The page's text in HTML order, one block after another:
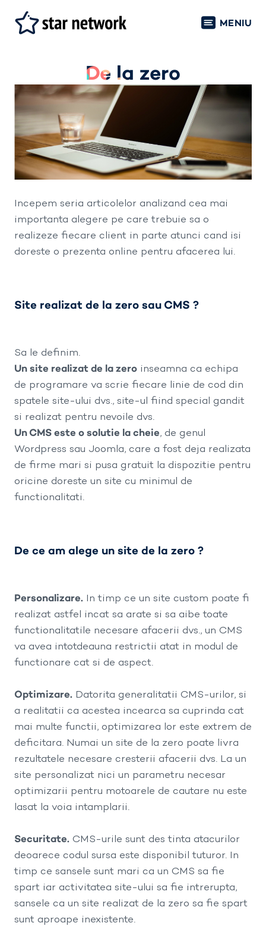
MENIU
De la zero
Incepem seria articolelor analizand cea mai
importanta alegere pe care trebuie sa o
realizeze fiecare client in parte atunci cand isi
doreste o prezenta online pentru afacerea lui.
Site realizat de la zero sau CMS ?
Sa le definim.
Un site realizat de la zeroinseamna ca echipa
de programare va scrie fiecare linie de cod din
spatele site-ului dvs., site-ul fiind special gandit
si realizat pentru nevoile dvs.
Un CMS este o solutie la cheie, de genul
Wordpress sau Joomla, care a fost deja realizata
de firme mari si pusa gratuit la dispozitie pentru
oricine doreste un site cu minimul de
functionalitati.
De ce am alege un site de la zero ?
Personalizare.In timp ce un site custom poate fi
realizat astfel incat sa arate si sa aibe toate
functionalitatile necesare afacerii dvs., un CMS
va avea intotdeauna restrictii atat in modul de
functionare cat si de aspect.
Optimizare.Datorita generalitatii CMS-urilor, si
a realitatii ca acestea incearca sa cuprinda cat
mai multe functii, optimizarea lor este extrem de
deficitara. Numai un site de la zero poate livra
rezultatele necesare cresterii afacerii dvs. La un
site personalizat nici un parametru necesar
optimizarii pentru motoarele de cautare nu este
lasat la voia intamplarii.
Securitate.CMS-urile sunt des tinta atacurilor
deoarece codul sursa este disponibil tuturor. In
timp ce sansele sunt mari ca un CMS sa fie
spart iar activitatea site-ului sa fie intrerupta,
sansele ca un site realizat de la zero sa fie spart
sunt aproape inexistente.